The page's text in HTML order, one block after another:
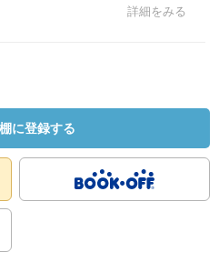
詳細をみる
に登録する